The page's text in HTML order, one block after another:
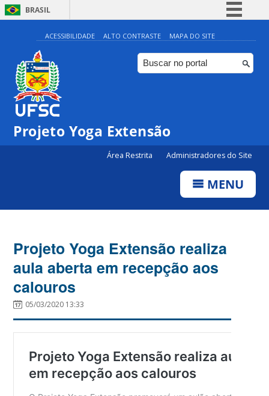
BRASIL
Simplifique!
Comunica BR
Participe
ACESSIBILIDADE ALTO CONTRASTE MAPA DO SITE
Projeto Yoga Extensão
Área Restrita Administradores do Site
MENU
Projeto Yoga Extensão realiza
aula aberta em recepção aos
calouros
05/03/2020 13:33